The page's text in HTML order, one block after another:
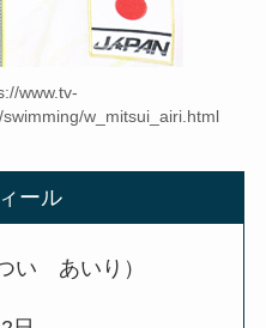
www.tv-
w_mitsui_airi.html
ール
い あいり）